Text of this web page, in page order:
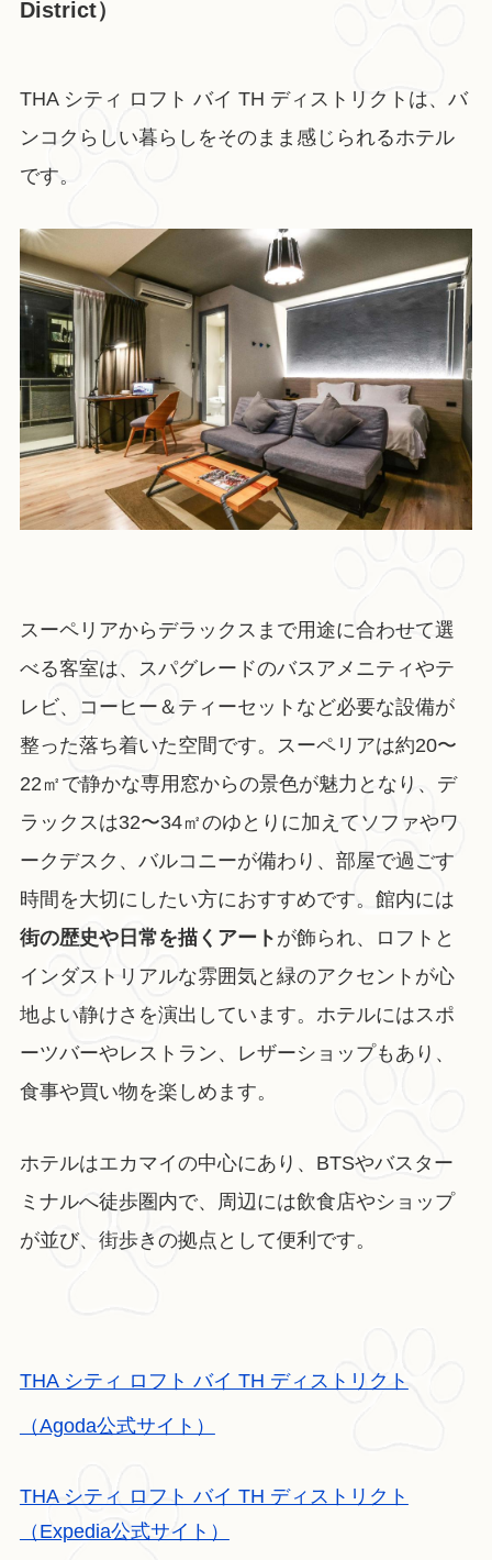
District）
THA シティ ロフト バイ TH ディストリクトは、バ
ンコクらしい暮らしをそのまま感じられるホテル
です。
スーペリアからデラックスまで用途に合わせて選
べる客室は、スパグレードのバスアメニティやテ
レビ、コーヒー＆ティーセットなど必要な設備が
整った落ち着いた空間です。スーペリアは約20〜
22㎡で静かな専用窓からの景色が魅力となり、デ
ラックスは32〜34㎡のゆとりに加えてソファやワ
ークデスク、バルコニーが備わり、部屋で過ごす
時間を大切にしたい方におすすめです。館内には
街の歴史や日常を描くアート が飾られ、ロフトと
インダストリアルな雰囲気と緑のアクセントが心
地よい静けさを演出しています。ホテルにはスポ
ーツバーやレストラン、レザーショップもあり、
食事や買い物を楽しめます。
ホテルはエカマイの中心にあり、BTSやバスター
ミナルへ徒歩圏内で、周辺には飲食店やショップ
が並び、街歩きの拠点として便利です。
THA シティ ロフト バイ TH ディストリクト
（Agoda公式サイト）
THA シティ ロフト バイ TH ディストリクト
（Expedia公式サイト）